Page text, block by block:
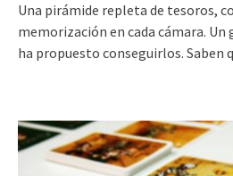
Una pirámide repleta de tesoros,
memorización en cada cámara. Un
ha propuesto conseguirlos. Saben